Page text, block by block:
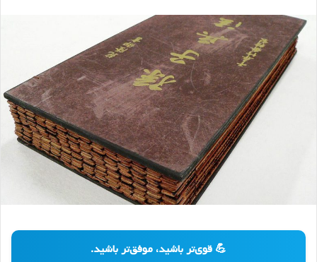
💪 قوی‌تر باشید، موفق‌تر باشید.